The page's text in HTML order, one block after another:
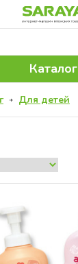
Каталог
Для детей